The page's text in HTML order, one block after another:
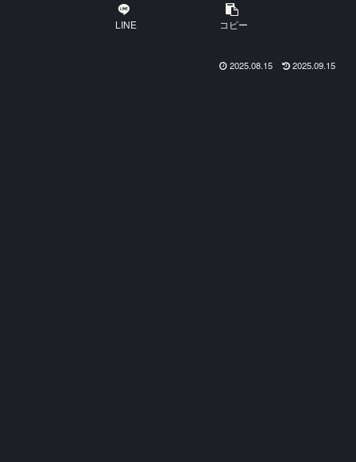
LINE コピー
2025.08.15 2025.09.15